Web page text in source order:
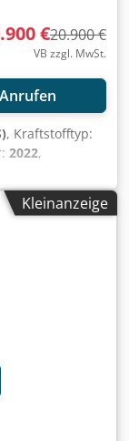
€20.900 €
VB zzgl. MwSt.
Anrufen
, Kraftstofftyp:
2022,
und
Crsdpfx
Stiel ohne
Kleinanzeige